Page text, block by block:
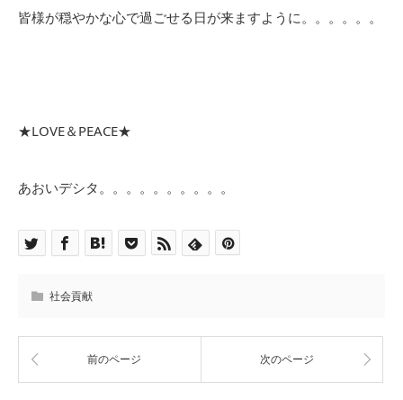
皆様が穏やかな心で過ごせる日が来ますように。。。。。。
★LOVE＆PEACE★
あおいデシタ。。。。。。。。。。
社会貢献
前のページ 次のページ